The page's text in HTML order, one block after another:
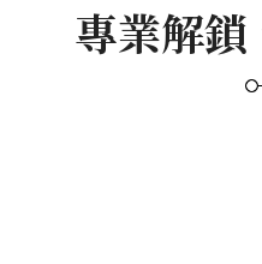
專業解